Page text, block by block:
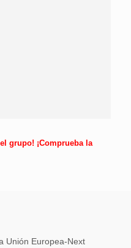
grupo! ¡Comprueba la
Unión Europea-Next